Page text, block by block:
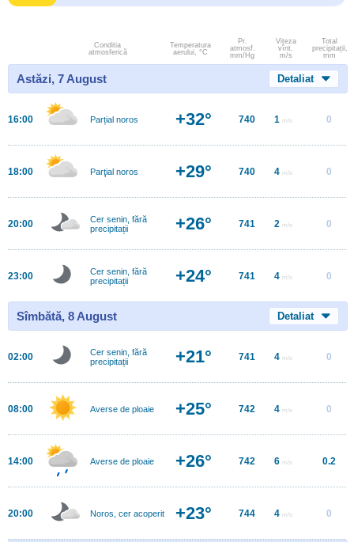
Conditia
atmosferică
Temperatura
aerului, °C
Pr.
atmosf.
mm/Hg
Viteza
vînt.
m/s
Total
precipitații,
mm
Astăzi, 7 August Detaliat
16:00 Parțial noros +32° 740 1 m/s 0
18:00 Parţial noros +29° 740 4 m/s 0
20:00
Cer senin, fără
precipitații
+26° 741 2 m/s 0
23:00
Cer senin, fără
precipitații
+24° 741 4 m/s 0
Sîmbătă, 8 August Detaliat
02:00
Cer senin, fără
precipitații
+21° 741 4 m/s 0
08:00 Averse de ploaie +25° 742 4 m/s 0
14:00 Averse de ploaie +26° 742 6 m/s 0.2
20:00 Noros, cer acoperit +23° 744 4 m/s 0